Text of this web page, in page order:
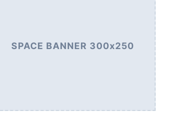
SPACE BANNER 300x250